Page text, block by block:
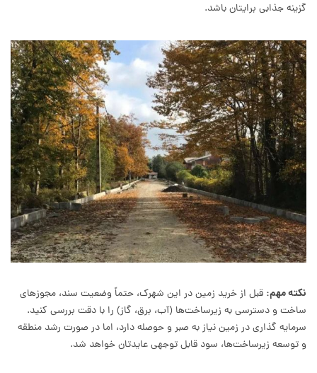
گزینه جذابی برایتان باشد.
نکته مهم: قبل از خرید زمین در این شهرک، حتماً وضعیت سند، مجوزهای
ساخت و دسترسی به زیرساخت‌ها (آب، برق، گاز) را با دقت بررسی کنید.
سرمایه گذاری در زمین نیاز به صبر و حوصله دارد، اما در صورت رشد منطقه
و توسعه زیرساخت‌ها، سود قابل توجهی عایدتان خواهد شد.